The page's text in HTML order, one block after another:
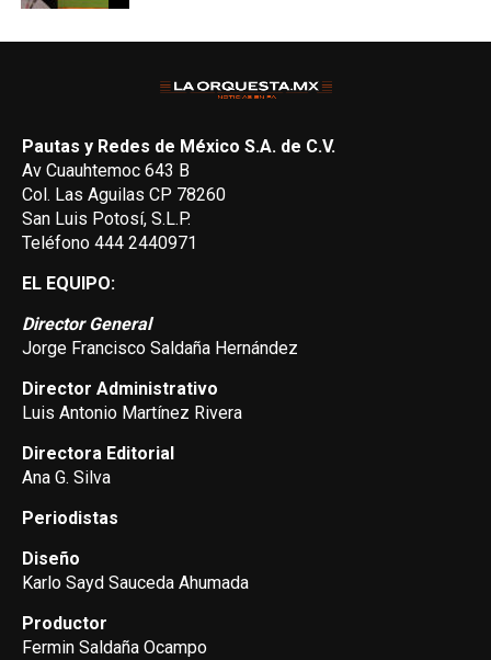
Pautas y Redes de México S.A. de C.V.
Av Cuauhtemoc 643 B
Col. Las Aguilas CP 78260
San Luis Potosí, S.L.P.
Teléfono 444 2440971
EL EQUIPO:
Director General
Jorge Francisco Saldaña Hernández
Director Administrativo
Luis Antonio Martínez Rivera
Directora Editorial
Ana G. Silva
Periodistas
Diseño
Karlo Sayd Sauceda Ahumada
Productor
Fermin Saldaña Ocampo